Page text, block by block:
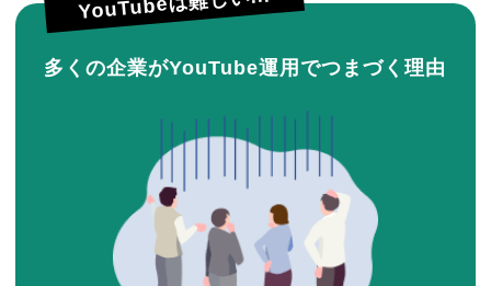
多くの企業がYouTube運用でつまづく理由